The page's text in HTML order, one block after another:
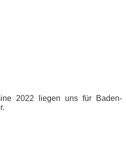
2022 liegen uns für Baden-